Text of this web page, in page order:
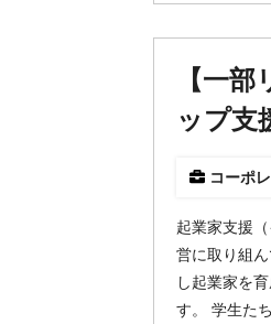
【一
ップ支
コーポ
起業家支援
営に取り組
し起業家を
す。 学生た